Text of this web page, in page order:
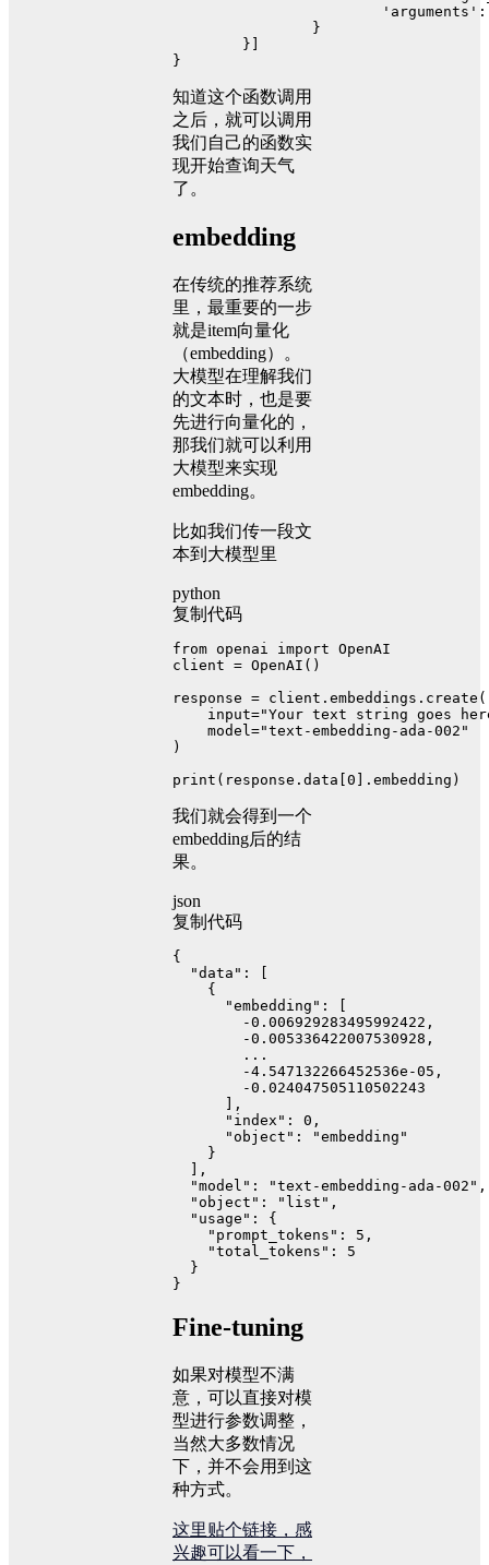
'arguments'
		}
	}]
}
知道这个函数调用
之后，就可以调用
我们自己的函数实
现开始查询天气
了。
embedding
在传统的推荐系统
里，最重要的一步
就是item向量化
（embedding）。
大模型在理解我们
的文本时，也是要
先进行向量化的，
那我们就可以利用
大模型来实现
embedding。
比如我们传一段文
本到大模型里
python
复制代码
from openai import OpenAI
client = OpenAI()
response = client.embeddings.create(
input="Your text string goes
    model=
"text-embedding-ada-002"
)
print (response.data[0 ].embedding)
我们就会得到一个
embedding后的结
果。
json
复制代码
{
"data" :
[
{
"embedding" :
[
-0.006929283495992422 ,
-0.005336422007530928 ,
        ...
-4.547132266452536e-05 ,
-0.024047505110502243
] ,
"index" : 0 ,
"object" :
"embedding"
}
] ,
"model" : "text-embedding-ada-002" ,
"object" : "list" ,
"usage" :
{
"prompt_tokens" : 5 ,
"total_tokens" :
5
}
}
Fine-tuning
如果对模型不满
意，可以直接对模
型进行参数调整，
当然大多数情况
下，并不会用到这
种方式。
这里贴个链接，感
兴趣可以看一下，